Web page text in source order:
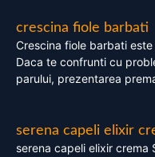
crescina fiole barbati
Crescina fiole barbati
Daca te confrunti cu
parului, prezentarea
serena capeli elixir
serena capeli elixir crema